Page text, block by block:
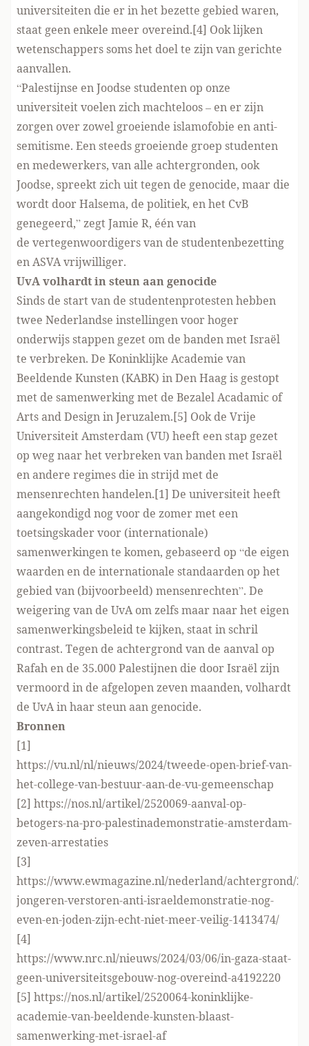
universiteiten die er in het bezette gebied waren,
staat geen enkele meer overeind.[4] Ook lijken
wetenschappers soms het doel te zijn van gerichte
aanvallen.
“Palestijnse en Joodse studenten op onze
universiteit voelen zich machteloos – en er zijn
zorgen over zowel groeiende islamofobie en anti-
semitisme. Een steeds groeiende groep studenten
en medewerkers, van alle achtergronden, ook
Joodse, spreekt zich uit tegen de genocide, maar die
wordt door Halsema, de politiek, en het CvB
genegeerd,” zegt Jamie R, één van
de vertegenwoordigers van de studentenbezetting
en ASVA vrijwilliger.
UvA volhardt in steun aan genocide
Sinds de start van de studentenprotesten hebben
twee Nederlandse instellingen voor hoger
onderwijs stappen gezet om de banden met Israël
te verbreken. De Koninklijke Academie van
Beeldende Kunsten (KABK) in Den Haag is gestopt
met de samenwerking met de Bezalel Acadamic of
Arts and Design in Jeruzalem.[5] Ook de Vrije
Universiteit Amsterdam (VU) heeft een stap gezet
op weg naar het verbreken van banden met Israël
en andere regimes die in strijd met de
mensenrechten handelen.[1] De universiteit heeft
aangekondigd nog voor de zomer met een
toetsingskader voor (internationale)
samenwerkingen te komen, gebaseerd op “de eigen
waarden en de internationale standaarden op het
gebied van (bijvoorbeeld) mensenrechten”. De
weigering van de UvA om zelfs maar naar het eigen
samenwerkingsbeleid te kijken, staat in schril
contrast. Tegen de achtergrond van de aanval op
Rafah en de 35.000 Palestijnen die door Israël zijn
vermoord in de afgelopen zeven maanden, volhardt
de UvA in haar steun aan genocide.
Bronnen
[1]
https://vu.nl/nl/nieuws/2024/tweede-open-brief-van-
het-college-van-bestuur-aan-de-vu-gemeenschap
[2] https://nos.nl/artikel/2520069-aanval-op-
betogers-na-pro-palestinademonstratie-amsterdam-
zeven-arrestaties
[3]
https://www.ewmagazine.nl/nederland/achtergrond/
jongeren-verstoren-anti-israeldemonstratie-nog-
even-en-joden-zijn-echt-niet-meer-veilig-1413474/
[4]
https://www.nrc.nl/nieuws/2024/03/06/in-gaza-staat-
geen-universiteitsgebouw-nog-overeind-a4192220
[5] https://nos.nl/artikel/2520064-koninklijke-
academie-van-beeldende-kunsten-blaast-
samenwerking-met-israel-af